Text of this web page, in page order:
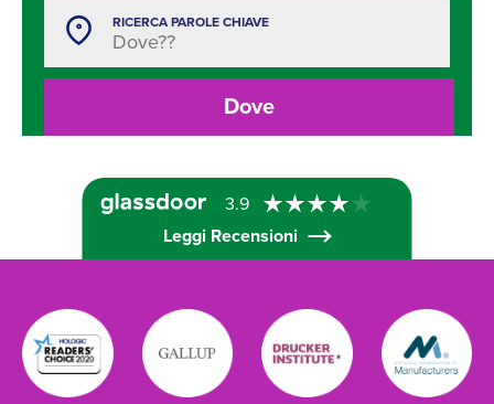
RICERCA PAROLE CHIAVE
Dove
3.9
Leggi Recensioni